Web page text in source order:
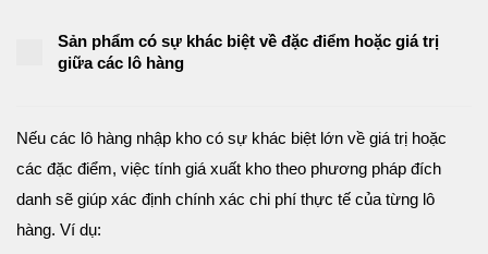
Sản phẩm có sự khác biệt về đặc điểm hoặc giá trị
giữa các lô hàng
Nếu các lô hàng nhập kho có sự khác biệt lớn về giá trị hoặc
các đặc điểm, việc tính giá xuất kho theo phương pháp đích
danh sẽ giúp xác định chính xác chi phí thực tế của từng lô
hàng. Ví dụ: